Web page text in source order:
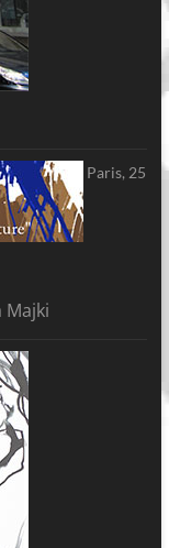
Paris, 25
Majki